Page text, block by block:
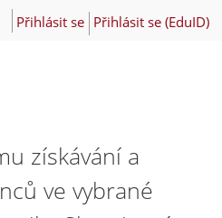
Přihlásit se Přihlásit se (EduID)
získávání a
ve vybrané